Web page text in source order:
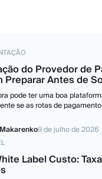
do Provedor de
Preparar Antes de
pode ter uma boa
se as rotas de
9 de julho de 2026
Label Custo: